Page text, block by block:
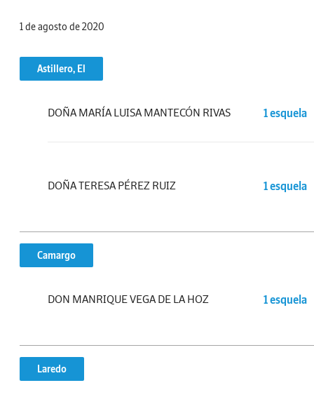
1 de agosto de 2020
Astillero, El
DOÑA MARÍA LUISA MANTECÓN RIVAS 1 esquela
DOÑA TERESA PÉREZ RUIZ 1 esquela
Camargo
DON MANRIQUE VEGA DE LA HOZ 1 esquela
Laredo